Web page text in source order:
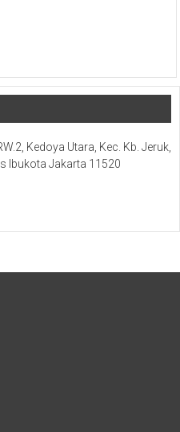
Kedoya Utara, Kec. Kb. Jeruk,
Ibukota Jakarta 11520